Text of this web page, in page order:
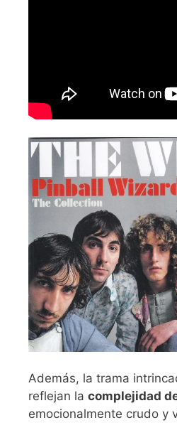
Además, la trama
reflejan la complejidad
emocionalmente crudo y